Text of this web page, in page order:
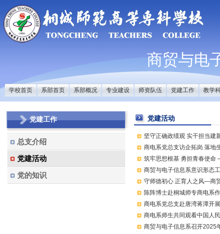
商贸与电
学校首页 系部首页 系部概况 专业建设 师资队伍 党建工作 教学
党建工作
总支介绍
党建活动
党的知识
党建活动
坚守正确政绩观 实干担当
商电系党总支访企拓岗 落地
筑牢思想根基 勇担青春使命
商贸与电子信息系意识形态
守师德初心 正育人之风—商
陈阵博士赴桐城师专商电系
商电系党总支赴唐湾蒋潭开
商电系师生共同观看中国人
商贸与电子信息系召开2025